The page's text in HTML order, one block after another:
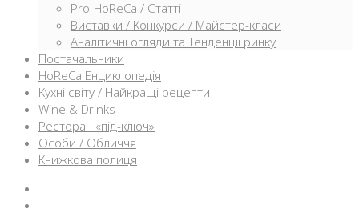
Pro-HoReCa / Статті
Виставки / Конкурси / Майстер-класи
Аналітичні огляди та Тенденції ринку
Постачальники
HoReCa Енциклопедія
Кухні світу / Найкращі рецепти
Wine & Drinks
Ресторан «під-ключ»
Особи / Обличчя
Книжкова полиця